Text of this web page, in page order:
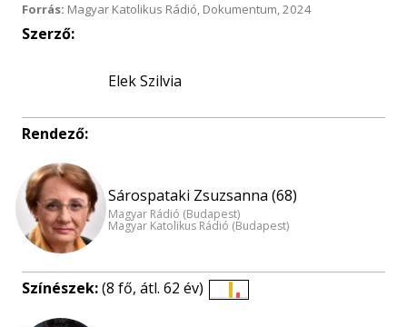
Forrás: Magyar Katolikus Rádió, Dokumentum, 2024
Szerző:
Elek Szilvia
Rendező:
Sárospataki Zsuzsanna (68)
Magyar Rádió (Budapest)
Magyar Katolikus Rádió (Budapest)
Színészek:(8 fő, átl. 62 év)